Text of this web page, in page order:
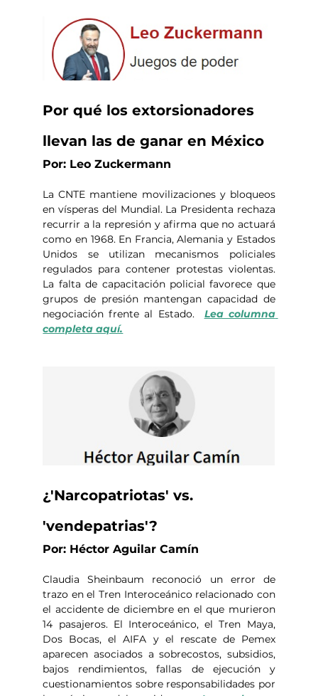
Por qué los extorsionadores
llevan las de ganar en México
Por: Leo Zuckermann
La CNTE mantiene movilizaciones y bloqueos
en vísperas del Mundial. La Presidenta rechaza
recurrir a la represión y afirma que no actuará
como en 1968. En Francia, Alemania y Estados
Unidos se utilizan mecanismos policiales
regulados para contener protestas violentas.
La falta de capacitación policial favorece que
grupos de presión mantengan capacidad de
negociación frente al Estado.
Lea columna
completa aquí.
¿'Narcopatriotas' vs.
'vendepatrias'?
Por: Héctor Aguilar Camín
Claudia Sheinbaum reconoció un error de
trazo en el Tren Interoceánico relacionado con
el accidente de diciembre en el que murieron
14 pasajeros. El Interoceánico, el Tren Maya,
Dos Bocas, el AIFA y el rescate de Pemex
aparecen asociados a sobrecostos, subsidios,
bajos rendimientos, fallas de ejecución y
cuestionamientos sobre responsabilidades por